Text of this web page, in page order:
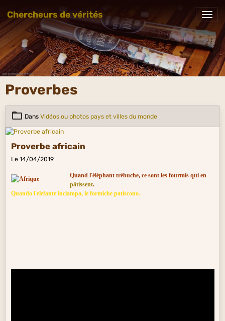
Chercheurs de vérités
Proverbes
Dans Vidéos ou photos pays et villes du monde
Proverbe africain
Le 14/04/2019
Quand l'éléphant trébuche, ce sont les fourmis qui en
pâtissent.
Quando l'elefante inciampa, le formiche patiscono.